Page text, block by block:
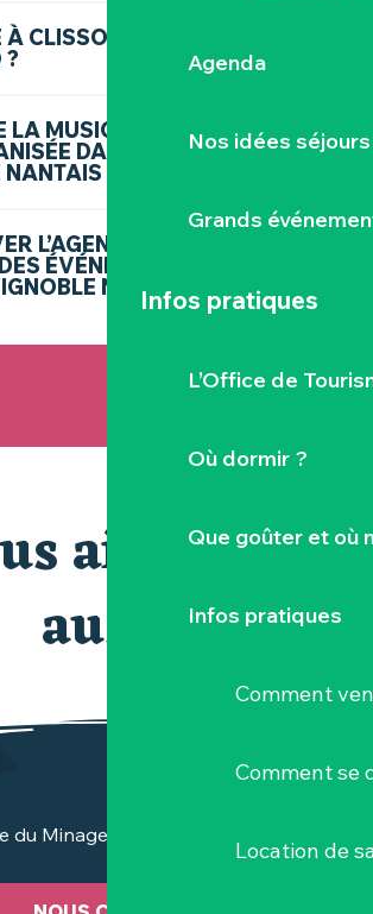
Agenda
Nos idées séjours
Grands
Infos pratiques
L’Office de
Où dormir ?
Que goûter et où
Infos pratiques
Comment
Comment se
Location de
CLISSON CE
?
LA MUSIQUE EST-
DANS LE
?
L’AGENDA
ÉVÉNEMENTS
NANTAIS
aimerez
aussi
PENDANT LES VACANCES
D'AVRIL
du Minage - 44190 Clisson